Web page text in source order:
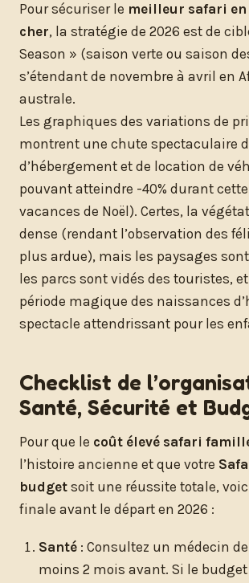
Pour sécuriser le meilleur safari
cher, la stratégie de 2026 est de
Season » (saison verte ou saison
s’étendant de novembre à avril en
australe.
Les graphiques des variations de
montrent une chute spectaculaire
d’hébergement et de location de
pouvant atteindre -40% durant
vacances de Noël). Certes, la
dense (rendant l’observation des
plus ardue), mais les paysages
les parcs sont vidés des touristes, et
période magique des naissances
spectacle attendrissant pour les
Checklist de
Santé, Sécurité et
Pour que le coût élevé safari
l’histoire ancienne et que votre
budget soit une réussite totale,
finale avant le départ en 2026 :
Santé : Consultez un médecin
moins 2 mois avant. Si le budget